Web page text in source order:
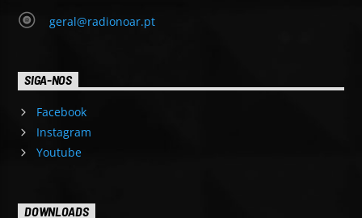
geral@radionoar.pt
SIGA-NOS
Facebook
Instagram
Youtube
DOWNLOADS